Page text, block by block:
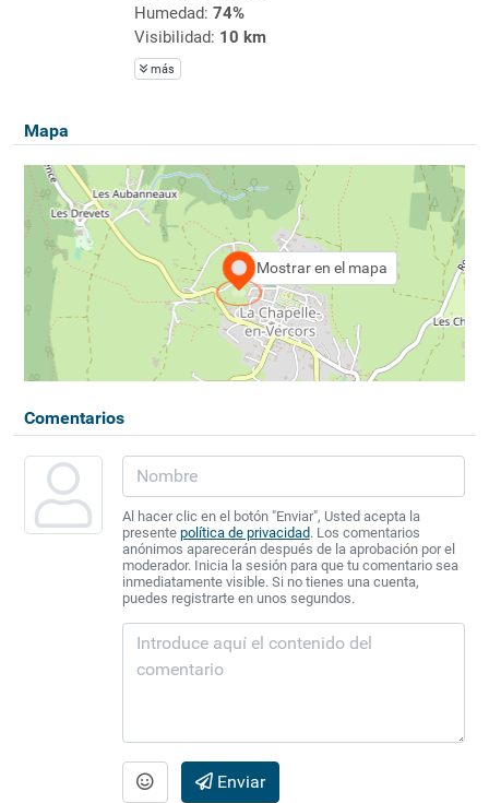
Humedad: 74%
Visibilidad: 10 km
más
Mapa
Mostrar en el mapa
Comentarios
Al hacer clic en el botón "Enviar", Usted acepta la
presente política de privacidad. Los comentarios
anónimos aparecerán después de la aprobación por el
moderador. Inicia la sesión para que tu comentario sea
inmediatamente visible. Si no tienes una cuenta,
puedes registrarte en unos segundos.
Enviar